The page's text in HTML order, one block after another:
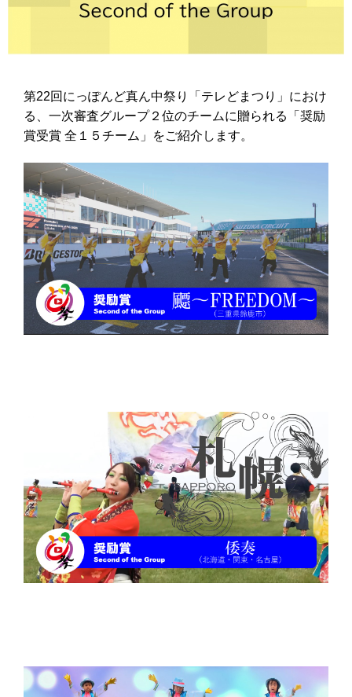
第22回にっぽんど真ん中祭り「テレどまつり」におけ
る、一次審査グループ２位のチームに贈られる「奨励
賞受賞 全１５チーム」をご紹介します。